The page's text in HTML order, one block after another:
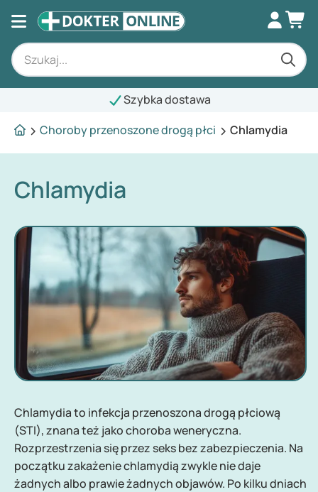
Szybka dostawa
Choroby przenoszone drogą płci
Chlamydia
Chlamydia
Chlamydia to infekcja przenoszona drogą płciową
(STI), znana też jako choroba weneryczna.
Rozprzestrzenia się przez seks bez zabezpieczenia. Na
początku zakażenie chlamydią zwykle nie daje
żadnych albo prawie żadnych objawów. Po kilku dniach